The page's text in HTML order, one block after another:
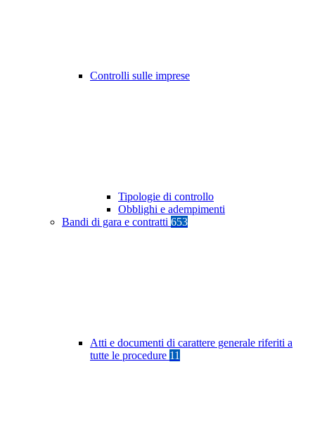
Controlli sulle imprese
Tipologie di controllo
Obblighi e adempimenti
Bandi di gara e contratti 653
Atti e documenti di carattere generale riferiti a
tutte le procedure 11